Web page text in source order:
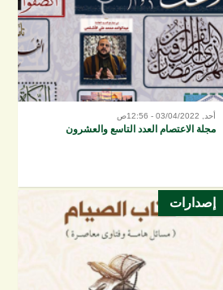
أحد, 03/04/2022 - 12:56ص
مجلة الاعتصام العدد التاسع والعشرون
إصدارات